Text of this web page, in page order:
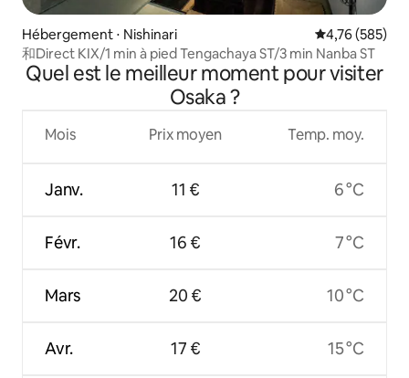
Hébergement ⋅ Nishinari Évaluation
4,76 (585)
和Direct KIX/1 min à pied Tengachaya ST/3 min Nanba ST
Quel est le meilleur moment pour visiter
Osaka ?
Mois
Janv.
Févr.
Mars
Avr.
Prix moyen
11 €
16 €
20 €
17 €
Temp. moy.
6 °C
7 °C
10 °C
15 °C